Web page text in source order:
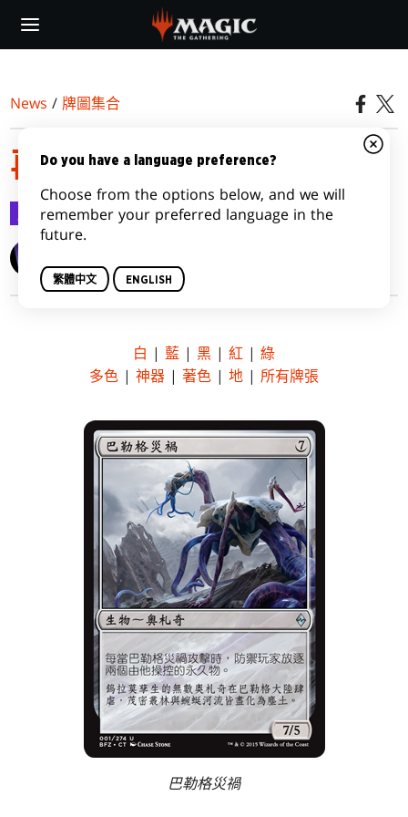
main
News / 牌圖集合
再戰贊迪卡
牌圖集合 2015-09-18
白 | 藍 | 黑 | 紅 | 綠
多色 | 神器 | 著色 | 地 | 所有牌張
巴勒格災禍
Do you have a language preference?
Choose from the options below, and we will
remember your preferred language in the
future.
繁體中文 ENGLISH